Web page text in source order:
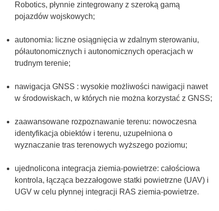
Robotics, płynnie zintegrowany z szeroką gamą
pojazdów wojskowych;
autonomia: liczne osiągnięcia w zdalnym sterowaniu,
półautonomicznych i autonomicznych operacjach w
trudnym terenie;
nawigacja GNSS : wysokie możliwości nawigacji nawet
w środowiskach, w których nie można korzystać z GNSS;
zaawansowane rozpoznawanie terenu: nowoczesna
identyfikacja obiektów i terenu, uzupełniona o
wyznaczanie tras terenowych wyższego poziomu;
ujednolicona integracja ziemia-powietrze: całościowa
kontrola, łącząca bezzałogowe statki powietrzne (UAV) i
UGV w celu płynnej integracji RAS ziemia-powietrze.